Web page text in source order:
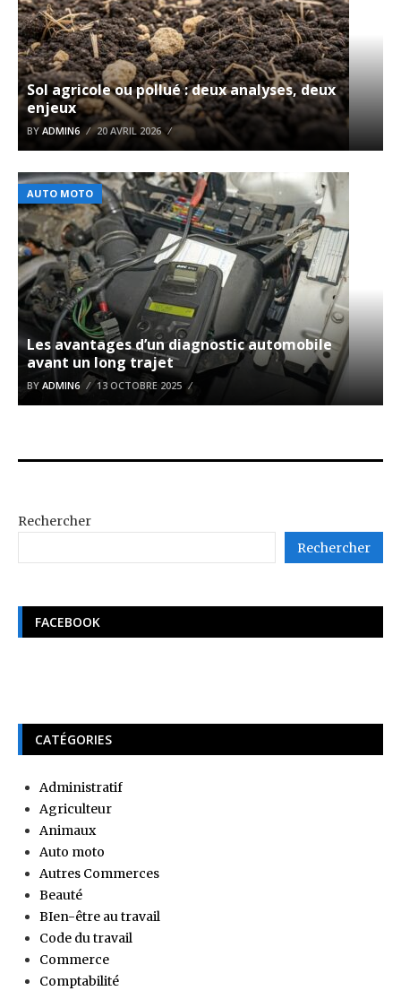
Sol agricole ou pollué : deux analyses, deux
enjeux
BY ADMIN6 20 AVRIL 2026
AUTO MOTO
Les avantages d’un diagnostic automobile
avant un long trajet
BY ADMIN6 13 OCTOBRE 2025
Rechercher
Rechercher
FACEBOOK
CATÉGORIES
Administratif
Agriculteur
Animaux
Auto moto
Autres Commerces
Beauté
BIen-être au travail
Code du travail
Commerce
Comptabilité